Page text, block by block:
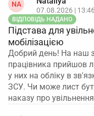
NA
07.08.2026 | 13:46
ВІДПОВІДЬ НАДАНО
Підстава для
мобілізацією
Добрий день! На наш
працівника прийшов
у них на обліку в
ЗСУ. Чи може лист
наказу про